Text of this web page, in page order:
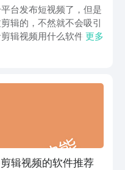
台发布短视频了，但是
辑的，不然就不会吸引
辑视频用什么软件，帮
作视频，各种辅助功能
更多
辑视频的软件推荐